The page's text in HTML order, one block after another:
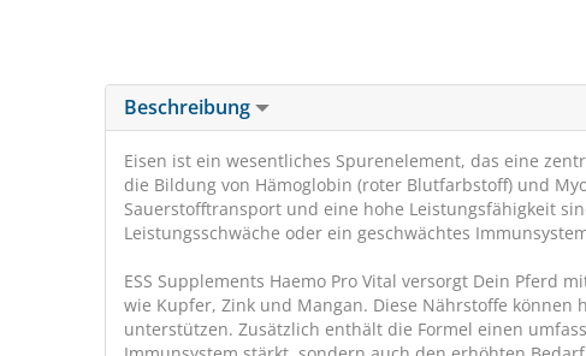
Beschreibung
Eisen ist ein wesentliches Spurenelement, das eine
die Bildung von Hämoglobin (roter Blutfarbstoff) und
Sauerstofftransport und eine hohe Leistungsfähigkeit
Leistungsschwäche oder ein geschwächtes
ESS Supplements Haemo Pro Vital versorgt Dein Pferd
wie Kupfer, Zink und Mangan. Diese Nährstoffe
unterstützen. Zusätzlich enthält die Formel einen